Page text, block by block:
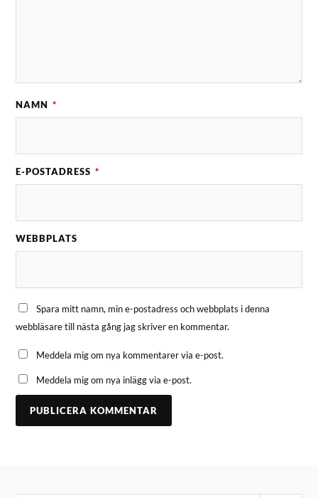
NAMN *
E-POSTADRESS *
WEBBPLATS
Spara mitt namn, min e-postadress och webbplats i denna
webbläsare till nästa gång jag skriver en kommentar.
Meddela mig om nya kommentarer via e-post.
Meddela mig om nya inlägg via e-post.